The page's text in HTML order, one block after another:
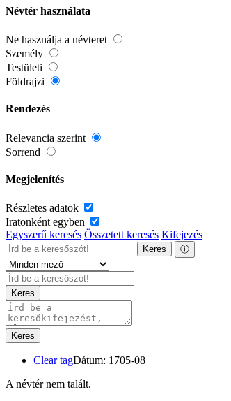
Névtér használata
Ne használja a névteret
Személy
Testületi
Földrajzi
Rendezés
Relevancia szerint
Sorrend
Megjelenítés
Részletes adatok
Iratonként egyben
Egyszerű keresés Összetett keresés Kifejezés
Keres ⓘ
Keres
Keres
Clear tagDátum: 1705-08
A névtér nem talált.